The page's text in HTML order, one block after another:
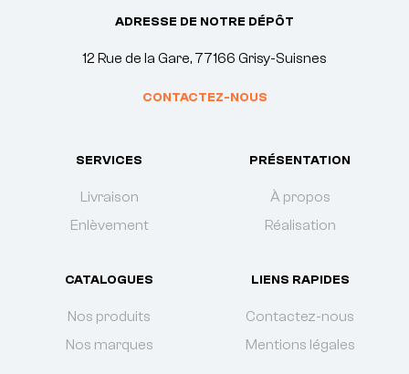
ADRESSE DE NOTRE DÉPÔT
12 Rue de la Gare, 77166 Grisy-Suisnes
CONTACTEZ-NOUS
SERVICES
Livraison
Enlèvement
PRÉSENTATION
À propos
Réalisation
CATALOGUES
Nos produits
Nos marques
LIENS RAPIDES
Contactez-nous
Mentions légales